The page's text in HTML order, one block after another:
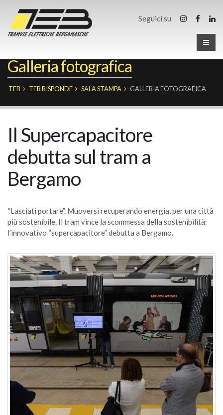
Seguici su
Galleria fotografica
TEB TEB RISPONDE SALA STAMPA GALLERIA FOTOGRAFICA
Il Supercapacitore
debutta sul tram a
Bergamo
“Lasciati portare”. Muoversi recuperando energia, per una città
più sostenibile. Il tram vince la scommessa della sostenibilità:
l’innovativo “supercapacitore” debutta a Bergamo.